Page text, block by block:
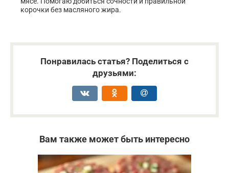
корочки без масляного жира.
Понравилась статья? Поделиться с
друзьями:
Вам также может быть интересно